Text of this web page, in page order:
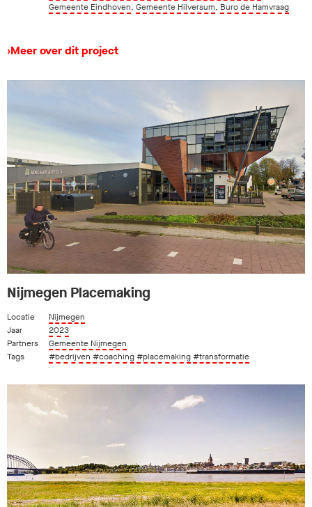
Gemeente Eindhoven, Gemeente Hilversum, Buro de Hamvraag
›Meer over dit project
Nijmegen Placemaking
Locatie
Nijmegen
Jaar
2023
Partners
Gemeente Nijmegen
Tags
#bedrijven #coaching#placemaking#transformatie